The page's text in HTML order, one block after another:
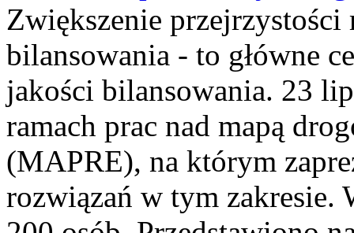
Zwiększenie
bilansowania - to główne
jakości bilansowania. 23
ramach prac nad mapą
(MAPRE), na którym
rozwiązań w tym zakresie.